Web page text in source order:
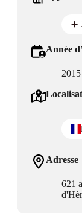
Année
2015
Adresse
621